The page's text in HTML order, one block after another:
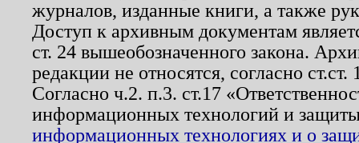
журналов, изданные книги, а также
Доступ к архивным документам
ст. 24 вышеобозначенного закона.
редакции не относятся, согласно
Согласно ч.2. п.3. ст.17
информационных технологий и
информационных технологиях и о